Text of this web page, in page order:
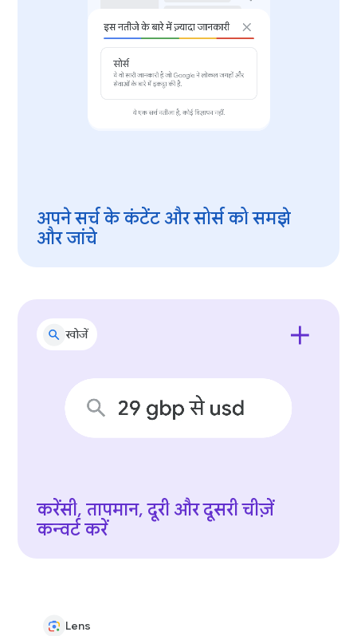
अपने सर्च के कंटेंट और सोर्स को समझे
और जांचे
खोजें
करेंसी, तापमान, दूरी और दूसरी चीज़ें
कन्वर्ट करें
Lens